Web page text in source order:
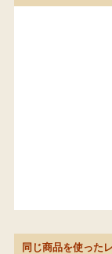
同じ商品を使った